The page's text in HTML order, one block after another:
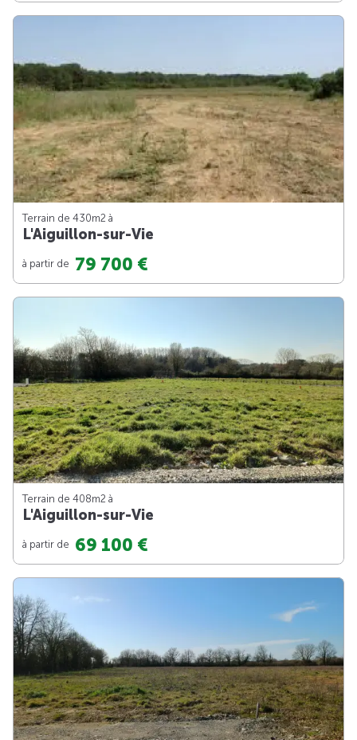
Terrain de 430m2 à
L'Aiguillon-sur-Vie
à partir de 79 700 €
Terrain de 408m2 à
L'Aiguillon-sur-Vie
à partir de 69 100 €